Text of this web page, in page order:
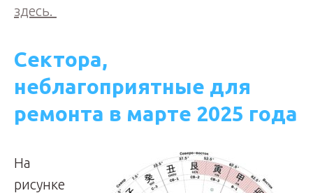
здесь.
Сектора,
неблагоприятные для
ремонта в марте 2025 года
На
рисунке